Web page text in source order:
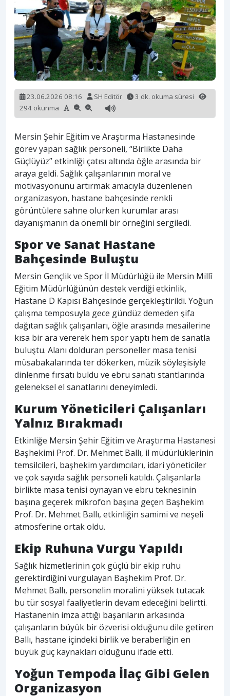
23.06.2026 08:16 SH Editör
3 dk. okuma süresi
294 okunma
Mersin Şehir Eğitim ve Araştırma Hastanesinde
görev yapan sağlık personeli, “Birlikte Daha
Güçlüyüz” etkinliği çatısı altında öğle arasında bir
araya geldi. Sağlık çalışanlarının moral ve
motivasyonunu artırmak amacıyla düzenlenen
organizasyon, hastane bahçesinde renkli
görüntülere sahne olurken kurumlar arası
dayanışmanın da önemli bir örneğini sergiledi.
Spor ve Sanat Hastane
Bahçesinde Buluştu
Mersin Gençlik ve Spor İl Müdürlüğü ile Mersin Millî
Eğitim Müdürlüğünün destek verdiği etkinlik,
Hastane D Kapısı Bahçesinde gerçekleştirildi. Yoğun
çalışma temposuyla gece gündüz demeden şifa
dağıtan sağlık çalışanları, öğle arasında mesailerine
kısa bir ara vererek hem spor yaptı hem de sanatla
buluştu. Alanı dolduran personeller masa tenisi
müsabakalarında ter dökerken, müzik söyleşisiyle
dinlenme fırsatı buldu ve ebru sanatı stantlarında
geleneksel el sanatlarını deneyimledi.
Kurum Yöneticileri Çalışanları
Yalnız Bırakmadı
Etkinliğe Mersin Şehir Eğitim ve Araştırma Hastanesi
Başhekimi Prof. Dr. Mehmet Ballı, il müdürlüklerinin
temsilcileri, başhekim yardımcıları, idari yöneticiler
ve çok sayıda sağlık personeli katıldı. Çalışanlarla
birlikte masa tenisi oynayan ve ebru teknesinin
başına geçerek mikrofon başına geçen Başhekim
Prof. Dr. Mehmet Ballı, etkinliğin samimi ve neşeli
atmosferine ortak oldu.
Ekip Ruhuna Vurgu Yapıldı
Sağlık hizmetlerinin çok güçlü bir ekip ruhu
gerektirdiğini vurgulayan Başhekim Prof. Dr.
Mehmet Ballı, personelin moralini yüksek tutacak
bu tür sosyal faaliyetlerin devam edeceğini belirtti.
Hastanenin imza attığı başarıların arkasında
çalışanların büyük bir özverisi olduğunu dile getiren
Ballı, hastane içindeki birlik ve beraberliğin en
büyük güç kaynakları olduğunu ifade etti.
Yoğun Tempoda İlaç Gibi Gelen
Organizasyon